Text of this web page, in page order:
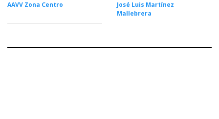
AAVV Zona Centro
José Luis Martínez
Mallebrera